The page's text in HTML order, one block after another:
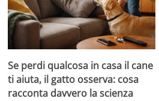
Se perdi qualcosa in casa il cane
ti aiuta, il gatto osserva: cosa
racconta davvero la scienza